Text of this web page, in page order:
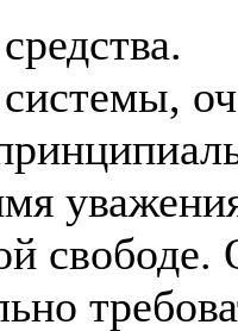
свободе.